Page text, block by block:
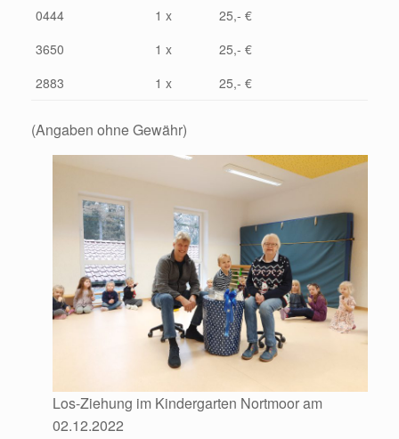
0444
1 x
25,- €
3650
1 x
25,- €
2883
1 x 25,- €
(Angaben ohne Gewähr)
Los-Ziehung im Kindergarten Nortmoor am
02.12.2022